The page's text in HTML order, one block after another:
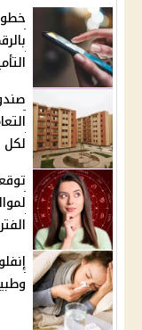
لكل